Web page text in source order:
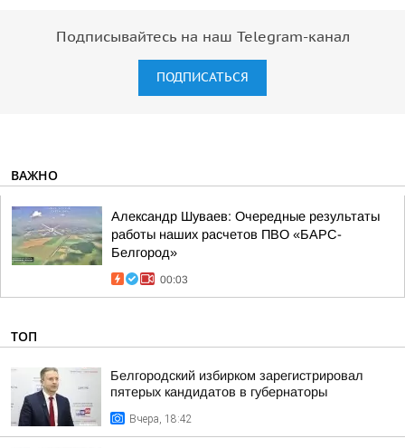
Подписывайтесь на наш Telegram-канал
ПОДПИСАТЬСЯ
ВАЖНО
Александр Шуваев: Очередные результаты
работы наших расчетов ПВО «БАРС-
Белгород»
00:03
ТОП
Белгородский избирком зарегистрировал
пятерых кандидатов в губернаторы
Вчера, 18:42